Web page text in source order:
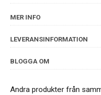
MER INFO
LEVERANSINFORMATION
BLOGGA OM
Andra produkter från